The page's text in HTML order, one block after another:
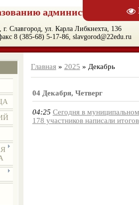
администрации
Славгород, ул. Карла Либкнехта, 136
8 (385-68) 5-17-86, slavgorod@22edu.ru
Главная» 2025 » Декабрь
04 Декабря, Четверг
04:25 Сегодня в
178 участников написали